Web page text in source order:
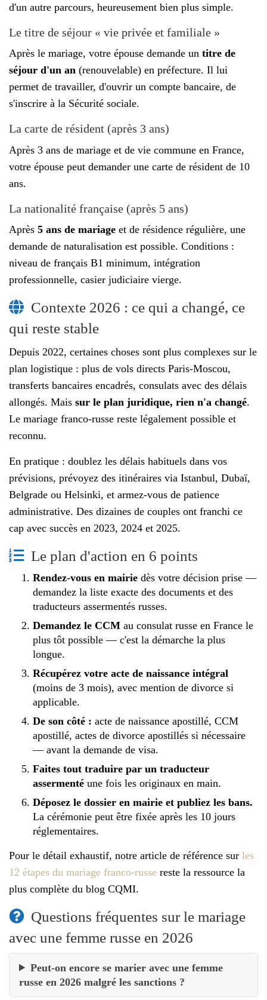
d'un autre parcours, heureusement bien plus simple.
Le titre de séjour « vie privée et familiale »
Après le mariage, votre épouse demande un titre de
séjour d'un an (renouvelable) en préfecture. Il lui
permet de travailler, d'ouvrir un compte bancaire, de
s'inscrire à la Sécurité sociale.
La carte de résident (après 3 ans)
Après 3 ans de mariage et de vie commune en France,
votre épouse peut demander une carte de résident de 10
ans.
La nationalité française (après 5 ans)
Après 5 ans de mariage et de résidence régulière, une
demande de naturalisation est possible. Conditions :
niveau de français B1 minimum, intégration
professionnelle, casier judiciaire vierge.
Contexte 2026 : ce qui a changé, ce
qui reste stable
Depuis 2022, certaines choses sont plus complexes sur le
plan logistique : plus de vols directs Paris-Moscou,
transferts bancaires encadrés, consulats avec des délais
allongés. Mais sur le plan juridique, rien n'a changé.
Le mariage franco-russe reste légalement possible et
reconnu.
En pratique : doublez les délais habituels dans vos
prévisions, prévoyez des itinéraires via Istanbul, Dubaï,
Belgrade ou Helsinki, et armez-vous de patience
administrative. Des dizaines de couples ont franchi ce
cap avec succès en 2023, 2024 et 2025.
Le plan d'action en 6 points
Rendez-vous en mairie dès votre décision prise —
demandez la liste exacte des documents et des
traducteurs assermentés russes.
Demandez le CCM au consulat russe en France le
plus tôt possible — c'est la démarche la plus
longue.
Récupérez votre acte de naissance intégral
(moins de 3 mois), avec mention de divorce si
applicable.
De son côté : acte de naissance apostillé, CCM
apostillé, actes de divorce apostillés si nécessaire
— avant la demande de visa.
Faites tout traduire par un traducteur
assermenté une fois les originaux en main.
Déposez le dossier en mairie et publiez les bans.
La cérémonie peut être fixée après les 10 jours
réglementaires.
Pour le détail exhaustif, notre article de référence sur les
12 étapes du mariage franco-russe reste la ressource la
plus complète du blog CQMI.
Questions fréquentes sur le mariage
avec une femme russe en 2026
Peut-on encore se marier avec une femme
russe en 2026 malgré les sanctions ?